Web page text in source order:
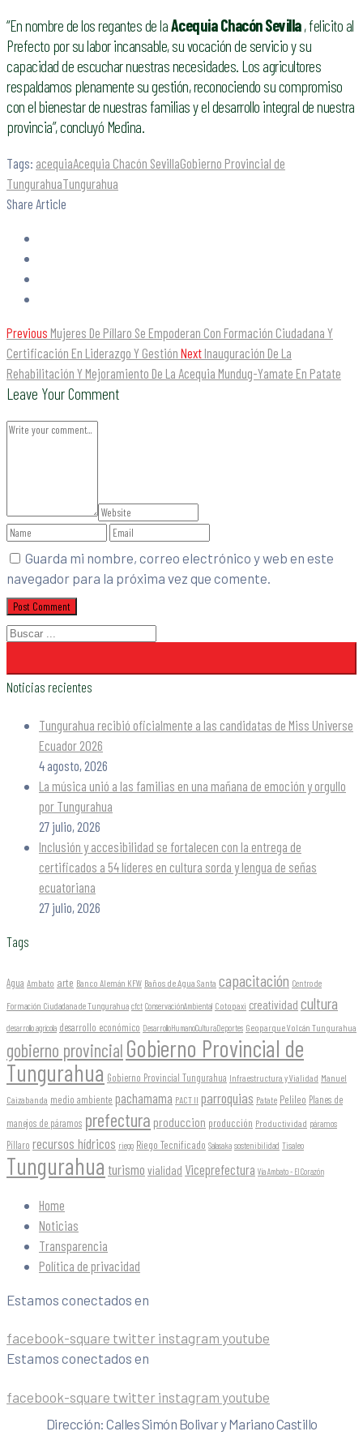
“En nombre de los regantes de laAcequia Chacón Sevilla, felicito al
Prefecto por su labor incansable, su vocación de servicio y su
capacidad de escuchar nuestras necesidades. Los agricultores
respaldamos plenamente su gestión, reconociendo su compromiso
con el bienestar de nuestras familias y el desarrollo integral de nuestra
provincia”, concluyó Medina.
Tags: acequiaAcequia Chacón SevillaGobierno Provincial de
TungurahuaTungurahua
Share Article
Previous Mujeres De Píllaro Se Empoderan Con Formación Ciudadana Y
Certificación En Liderazgo Y Gestión Next Inauguración De La
Rehabilitación Y Mejoramiento De La Acequia Mundug-Yamate En Patate
Leave Your Comment
Guarda mi nombre, correo electrónico y web en este
navegador para la próxima vez que comente.
Noticias recientes
Tungurahua recibió oficialmente a las candidatas de Miss Universe
Ecuador 2026
4 agosto, 2026
La música unió a las familias en una mañana de emoción y orgullo
por Tungurahua
27 julio, 2026
Inclusión y accesibilidad se fortalecen con la entrega de
certificados a 54 líderes en cultura sorda y lengua de señas
ecuatoriana
27 julio, 2026
Tags
Agua Ambato arte Banco Alemán KFW Baños de Agua Santa capacitación Centro de
Formación Ciudadana de Tungurahua cfct ConservaciónAmbiental Cotopaxi creatividad cultura
desarrollo agrícola desarrollo económico DesarrolloHumanoCulturaDeportes Geoparque Volcán Tungurahua
gobierno provincial Gobierno Provincial de
Tungurahua Gobierno Provincial Tungurahua Infraestructura y Vialidad Manuel
Caizabanda medio ambiente pachamama PACT II parroquias Patate Pelileo Planes de
manejos de páramos prefectura produccion producción Productividad páramos
Píllaro recursos hídricos riego Riego Tecnificado Salasaka sostenibilidad Tisaleo
Tungurahua turismo vialidad Viceprefectura Vía Ambato - El Corazón
Home
Noticias
Transparencia
Política de privacidad
Estamos conectados en
facebook-square twitter instagram youtube
Estamos conectados en
facebook-square twitter instagram youtube
Dirección: Calles Simón Bolivar y Mariano Castillo